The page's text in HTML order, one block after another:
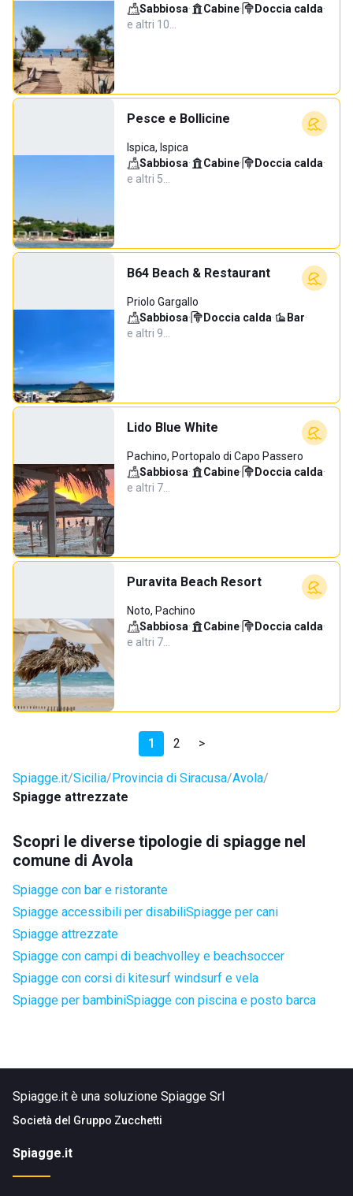
Sabbiosa· Cabine· Doccia calda·
e altri 10…
Pesce e Bollicine
Ispica, Ispica
Sabbiosa· Cabine· Doccia calda·
e altri 5…
B64 Beach & Restaurant
Priolo Gargallo
Sabbiosa· Doccia calda· Bar·
e altri 9…
Lido Blue White
Pachino, Portopalo di Capo Passero
Sabbiosa· Cabine· Doccia calda·
e altri 7…
Puravita Beach Resort
Noto, Pachino
Sabbiosa· Cabine· Doccia calda·
e altri 7…
1 2 >
Spiagge.it Sicilia Provincia di Siracusa Avola
Spiagge attrezzate
Scopri le diverse tipologie di spiagge nel
comune di Avola
Spiagge con bar e ristorante
Spiagge accessibili per disabiliSpiagge per cani
Spiagge attrezzate
Spiagge con campi di beachvolley e beachsoccer
Spiagge con corsi di kitesurf windsurf e vela
Spiagge per bambiniSpiagge con piscina e posto barca
Spiagge.it è una soluzione Spiagge Srl
Società del Gruppo Zucchetti
Spiagge.it